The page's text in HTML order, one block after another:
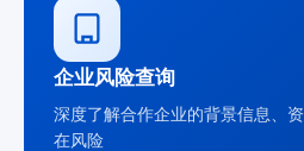
企业风险查询
深度了解合作企业的背景信息、
在风险